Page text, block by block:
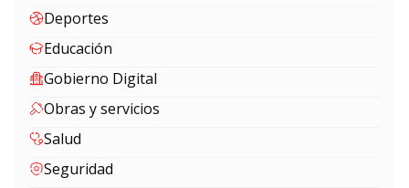
Deportes
Educación
Gobierno Digital
Obras y servicios
Salud
Seguridad